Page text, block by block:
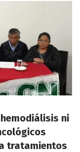
ni
tratamientos